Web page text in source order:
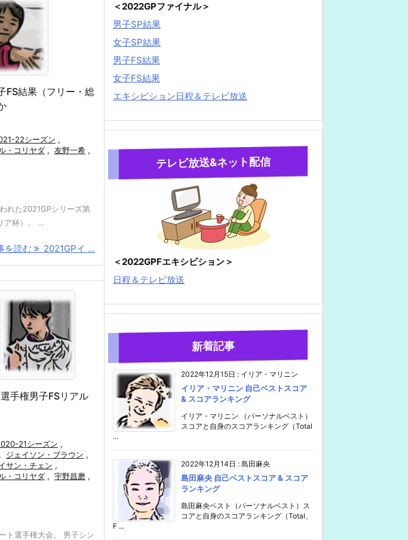
FS結果（フリー・総
22シーズン ,
・コリヤダ , 友野一希 ,
れた2021GPシリーズ第
ア杯）。 ...
を読む 2021GPイ ...
手権男子FSリアル
21シーズン ,
, ジェイソン・ブラウン ,
サン・チェン ,
・コリヤダ , 宇野昌磨 ,
ト選手権大会。 男子シン
＜2022GPファイナル＞
男子SP結果
女子SP結果
男子FS結果
女子FS結果
エキシビション日程＆テレビ放送
テレビ放送&ネット配信
＜2022GPFエキシビション＞
日程＆テレビ放送
新着記事
2022年12月15日 : イリア・マリニン
イリア・マリニン 自己ベストスコア
& スコアランキング
イリア・マリニン （パーソナルベスト）
スコアと自身のスコアランキング（Total
...
2022年12月14日 : 島田麻央
島田麻央 自己ベストスコア & スコア
ランキング
島田麻央ベスト（パーソナルベスト）ス
コアと自身のスコアランキング（Total、
F ...